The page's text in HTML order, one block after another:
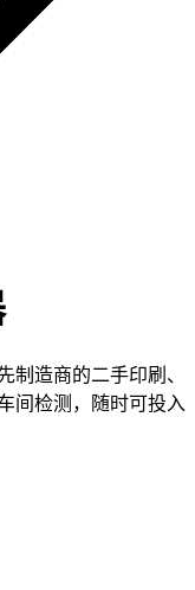
制造商的二手印刷、
间检测，随时可投入